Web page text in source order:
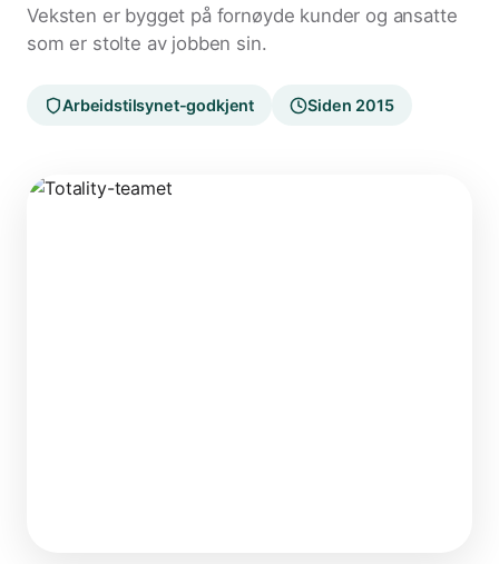
Veksten er bygget på fornøyde kunder og ansatte
som er stolte av jobben sin.
Arbeidstilsynet-godkjent Siden 2015